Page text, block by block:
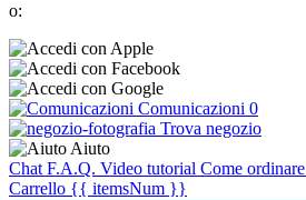
o:
Comunicazioni 0
Trova negozio
Aiuto
Chat F.A.Q. Video tutorial Come ordinare
Carrello {{ itemsNum }}